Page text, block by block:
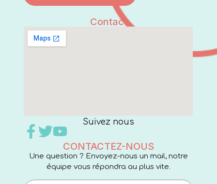
Contact
Suivez nous
CONTACTEZ-NOUS
Une question ? Envoyez-nous un mail, notre
équipe vous répondra au plus vite.